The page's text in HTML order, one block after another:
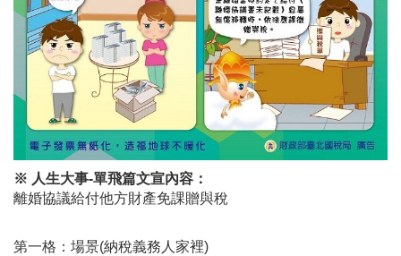
※ 人生大事-單飛篇文宣內容：
離婚協議給付他方財產免課贈與稅
第一格：場景(納稅義務人家裡)